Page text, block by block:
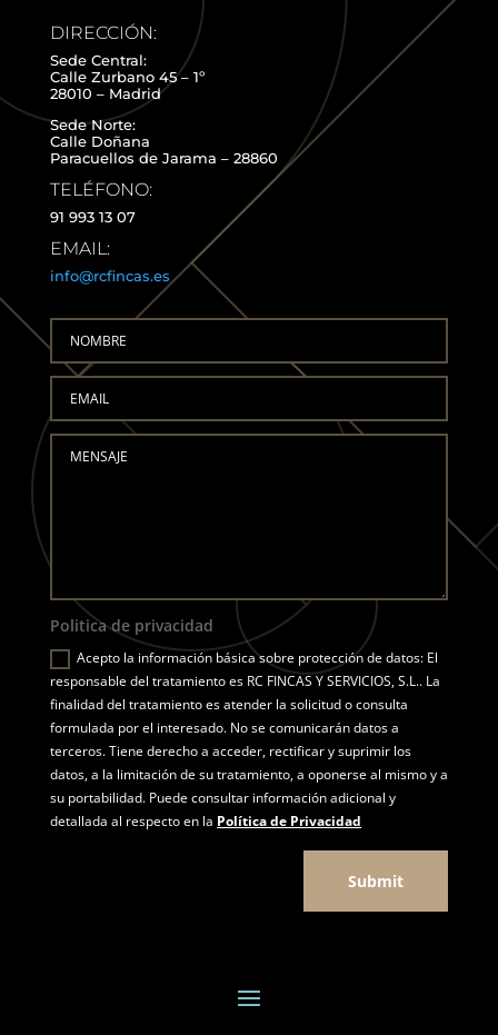
DIRECCIÓN:
Sede Central:
Calle Zurbano 45 – 1º
28010 – Madrid
Sede Norte:
Calle Doñana
Paracuellos de Jarama – 28860
TELÉFONO:
91 993 13 07
EMAIL:
info@rcfincas.es
Politica de privacidad
Acepto la información básica sobre protección de datos: El
responsable del tratamiento es RC FINCAS Y SERVICIOS, S.L.. La
finalidad del tratamiento es atender la solicitud o consulta
formulada por el interesado. No se comunicarán datos a
terceros. Tiene derecho a acceder, rectificar y suprimir los
datos, a la limitación de su tratamiento, a oponerse al mismo y a
su portabilidad. Puede consultar información adicional y
detallada al respecto en la Política de Privacidad
Submit